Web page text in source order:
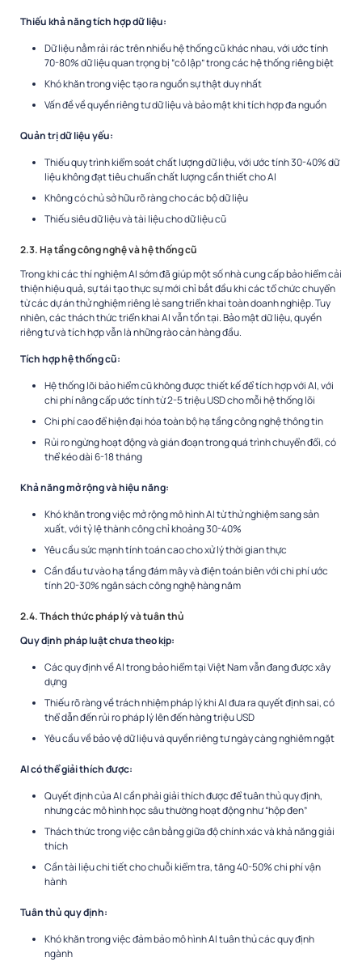
Thiếu khả năng tích hợp dữ liệu:
Dữ liệu nằm rải rác trên nhiều hệ thống cũ khác nhau, với ước tính
70-80% dữ liệu quan trọng bị “cô lập” trong các hệ thống riêng biệt
Khó khăn trong việc tạo ra nguồn sự thật duy nhất
Vấn đề về quyền riêng tư dữ liệu và bảo mật khi tích hợp đa nguồn
Quản trị dữ liệu yếu:
Thiếu quy trình kiểm soát chất lượng dữ liệu, với ước tính 30-40% dữ
liệu không đạt tiêu chuẩn chất lượng cần thiết cho AI
Không có chủ sở hữu rõ ràng cho các bộ dữ liệu
Thiếu siêu dữ liệu và tài liệu cho dữ liệu cũ
2.3. Hạ tầng công nghệ và hệ thống cũ
Trong khi các thí nghiệm AI sớm đã giúp một số nhà cung cấp bảo hiểm cải
thiện hiệu quả, sự tái tạo thực sự mới chỉ bắt đầu khi các tổ chức chuyển
từ các dự án thử nghiệm riêng lẻ sang triển khai toàn doanh nghiệp. Tuy
nhiên, các thách thức triển khai AI vẫn tồn tại. Bảo mật dữ liệu, quyền
riêng tư và tích hợp vẫn là những rào cản hàng đầu.
Tích hợp hệ thống cũ:
Hệ thống lõi bảo hiểm cũ không được thiết kế để tích hợp với AI, với
chi phí nâng cấp ước tính từ 2-5 triệu USD cho mỗi hệ thống lõi
Chi phí cao để hiện đại hóa toàn bộ hạ tầng công nghệ thông tin
Rủi ro ngừng hoạt động và gián đoạn trong quá trình chuyển đổi, có
thể kéo dài 6-18 tháng
Khả năng mở rộng và hiệu năng:
Khó khăn trong việc mở rộng mô hình AI từ thử nghiệm sang sản
xuất, với tỷ lệ thành công chỉ khoảng 30-40%
Yêu cầu sức mạnh tính toán cao cho xử lý thời gian thực
Cần đầu tư vào hạ tầng đám mây và điện toán biên với chi phí ước
tính 20-30% ngân sách công nghệ hàng năm
2.4. Thách thức pháp lý và tuân thủ
Quy định pháp luật chưa theo kịp:
Các quy định về AI trong bảo hiểm tại Việt Nam vẫn đang được xây
dựng
Thiếu rõ ràng về trách nhiệm pháp lý khi AI đưa ra quyết định sai, có
thể dẫn đến rủi ro pháp lý lên đến hàng triệu USD
Yêu cầu về bảo vệ dữ liệu và quyền riêng tư ngày càng nghiêm ngặt
AI có thể giải thích được:
Quyết định của AI cần phải giải thích được để tuân thủ quy định,
nhưng các mô hình học sâu thường hoạt động như “hộp đen”
Thách thức trong việc cân bằng giữa độ chính xác và khả năng giải
thích
Cần tài liệu chi tiết cho chuỗi kiểm tra, tăng 40-50% chi phí vận
hành
Tuân thủ quy định:
Khó khăn trong việc đảm bảo mô hình AI tuân thủ các quy định
ngành